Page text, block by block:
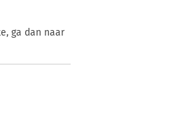
ga dan naar